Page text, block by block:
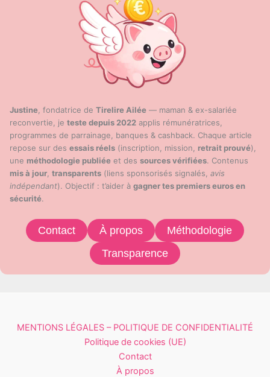
Justine, fondatrice de Tirelire Ailée — maman & ex-salariée
reconvertie, je teste depuis 2022 applis rémunératrices,
programmes de parrainage, banques & cashback. Chaque article
repose sur des essais réels (inscription, mission, retrait prouvé),
une méthodologie publiée et des sources vérifiées. Contenus
mis à jour, transparents (liens sponsorisés signalés, avis
indépendant). Objectif : t’aider à gagner tes premiers euros en
sécurité.
Contact À propos
Méthodologie
Transparence
MENTIONS LÉGALES – POLITIQUE DE CONFIDENTIALITÉ
Politique de cookies (UE)
Contact
À propos